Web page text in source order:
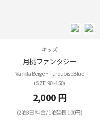
キッズ
月桃ファンタジー
Vanilla Beige・Turquoise Blue
(SIZE: 90~150)
2,000 円
(2泊3日 料金 / 1泊延長 100円)